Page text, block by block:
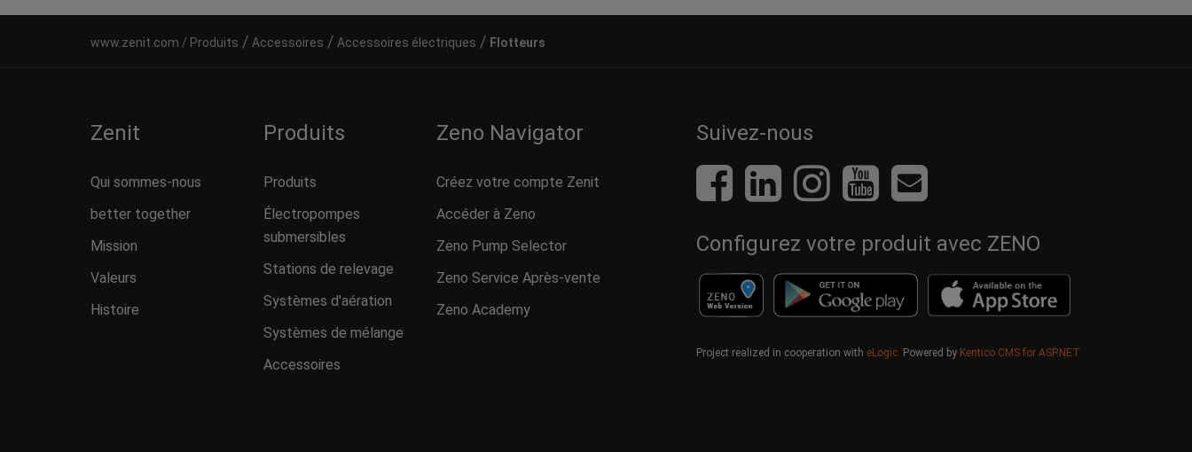
Produits / Accessoires / Accessoires électriques / Flotteurs
Zenit
Qui sommes-nous
better together
Mission
Valeurs
Histoire
Produits
Produits
Électropompes
submersibles
Stations de relevage
Systèmes d'aération
Systèmes de mélange
Accessoires
Zeno Navigator
Créez votre compte Zenit
Accéder à Zeno
Zeno Pump Selector
Zeno Service Après-vente
Zeno Academy
Suivez-nous
Configurez votre produit avec ZENO
Project realized in cooperation with eLogicPowered by Kentico CMS for ASP.NET